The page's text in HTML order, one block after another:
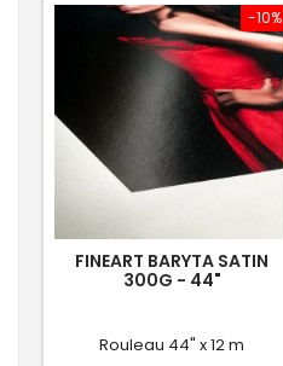
-10%
FINEART BARYTA SATIN
300G - 44"
Rouleau 44" x 12 m